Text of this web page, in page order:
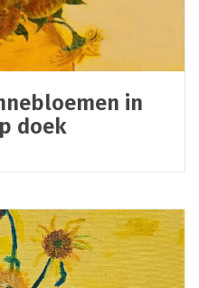
in
doek